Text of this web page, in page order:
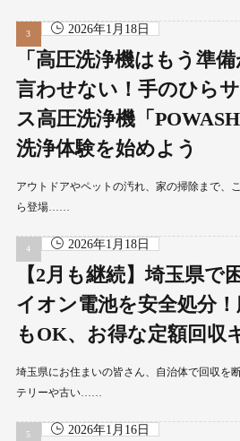
2026年1月18日
「高圧洗浄機はもう準
言わせない！手のひら
ス高圧洗浄機「
洗浄体験を始めよう
アウトドアやペットの汚れ、家の掃除まで、
ら登場……
2026年1月18日
【2月も継続】埼玉県で
イオン電池を安全処分
もOK、お得な定額回収
埼玉県にお住まいの皆さん、自治体で回収を
テリーや古い……
2026年1月16日